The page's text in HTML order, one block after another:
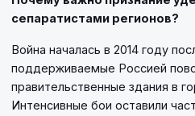
сепаратистами регионов?
Война началась в 2014 году
поддерживаемые Россией
правительственные здания в
Интенсивные бои оставили